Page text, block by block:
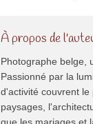
À propos de
Photographe belge,
Passionné par la
d'activité couvrent le
paysages,